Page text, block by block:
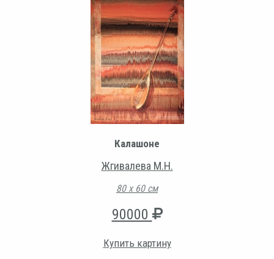
Калашоне
Жгивалева М.Н.
80 х 60 см
90000
Купить картину